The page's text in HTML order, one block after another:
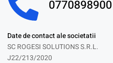
0770898900
Date de contact ale societatii
SC ROGESI SOLUTIONS S.R.L.
J22/213/2020